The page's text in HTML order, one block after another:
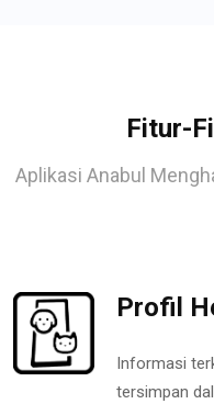
Fitur-
Aplikasi Anabul
Profil
Informasi
tersimpan